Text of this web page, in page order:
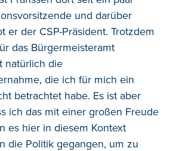
und darüber
er der CSP-Präsident. Trotzdem
das Bürgermeisteramt
natürlich die
die ich für mich ein
betrachtet habe. Es ist aber
ich das mit einer großen Freude
es hier in diesem Kontext
die Politik gegangen, um zu